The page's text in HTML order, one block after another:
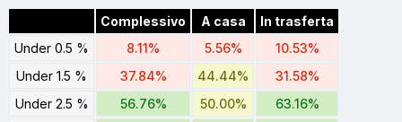
Complessivo A casa
In trasferta
Under 0.5 %
8.11% 5.56%
10.53%
Under 1.5 %
37.84% 44.44%
31.58%
Under 2.5 %
56.76% 50.00%
63.16%